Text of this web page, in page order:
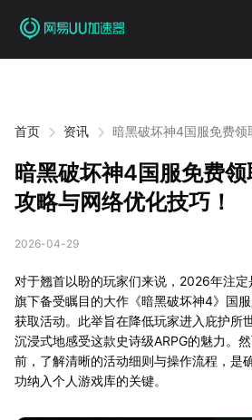
首页 资讯
暗黑破坏神4国服免费领
暗黑破坏神4国服免费
攻略与网络优化技巧！
2026-04-29
对于翘首以盼的玩家们来说，2026年注
旗下备受瞩目的大作《暗黑破坏神4》国
获取活动。此举旨在降低玩家进入庇护所
沉浸式地感受这款史诗级ARPG的魅力。
前，了解清晰的活动细则与操作流程，是
功纳入个人游戏库的关键。